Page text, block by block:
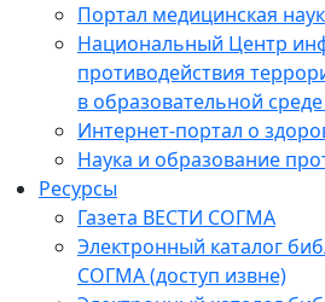
Портал медицинская
Национальный Центр
противодействия
в образовательной
Интернет-портал о
Наука и образование
Ресурсы
Газета ВЕСТИ СОГМА
Электронный каталог
СОГМА (доступ извне)